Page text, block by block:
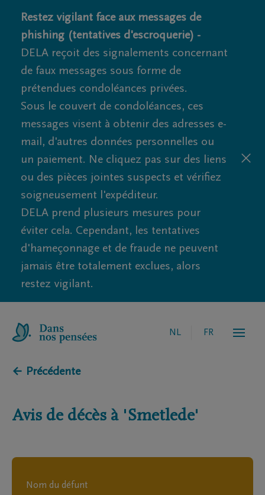
Restez vigilant face aux messages de
phishing (tentatives d'escroquerie) -
DELA reçoit des signalements concernant
de faux messages sous forme de
prétendues condoléances privées.
Sous le couvert de condoléances, ces
messages visent à obtenir des adresses e-
mail, d'autres données personnelles ou
un paiement. Ne cliquez pas sur des liens
ou des pièces jointes suspects et vérifiez
soigneusement l'expéditeur.
DELA prend plusieurs mesures pour
éviter cela. Cependant, les tentatives
d'hameçonnage et de fraude ne peuvent
jamais être totalement exclues, alors
restez vigilant.
NL FR
← Précédente
Avis de décès à 'Smetlede'